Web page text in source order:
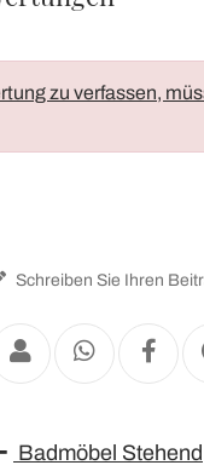
zu verfassen,
Schreiben Sie Ihren
Badmöbel Stehend